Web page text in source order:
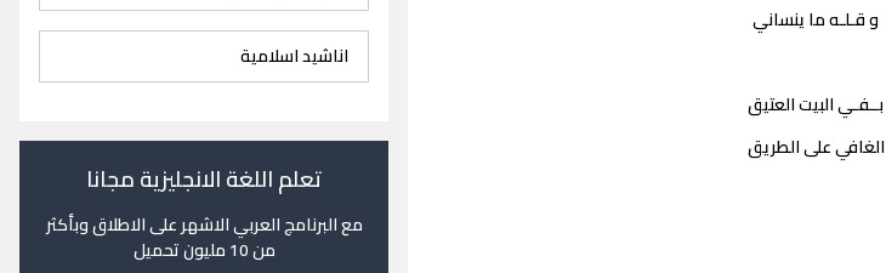
و قـلـه ما ينساني
بــفـي البيت العتيق
الغافي على الطريق
اناشيد اسلامية
تعلم اللغة الانجليزية مجانا
مع البرنامج العربي الاشهر على الاطلاق وبأكثر
من 10 مليون تحميل